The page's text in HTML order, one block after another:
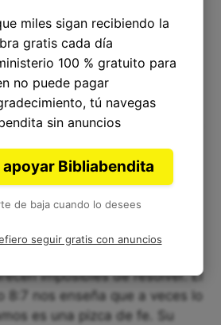
Reflexión
8:7
imposibles de resolver. El
8:7 nos enseña que a veces lo
es una pizca de fe. Su
miles sigan recibiendo la
gratis cada día
100 % gratuito para
no puede pagar
tú navegas
sin anuncios
apoyar Bibliabendita
de baja cuando lo desees
seguir gratis con anuncios